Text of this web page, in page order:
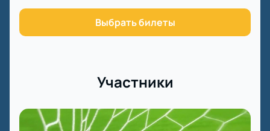
Выбрать билеты
Участники